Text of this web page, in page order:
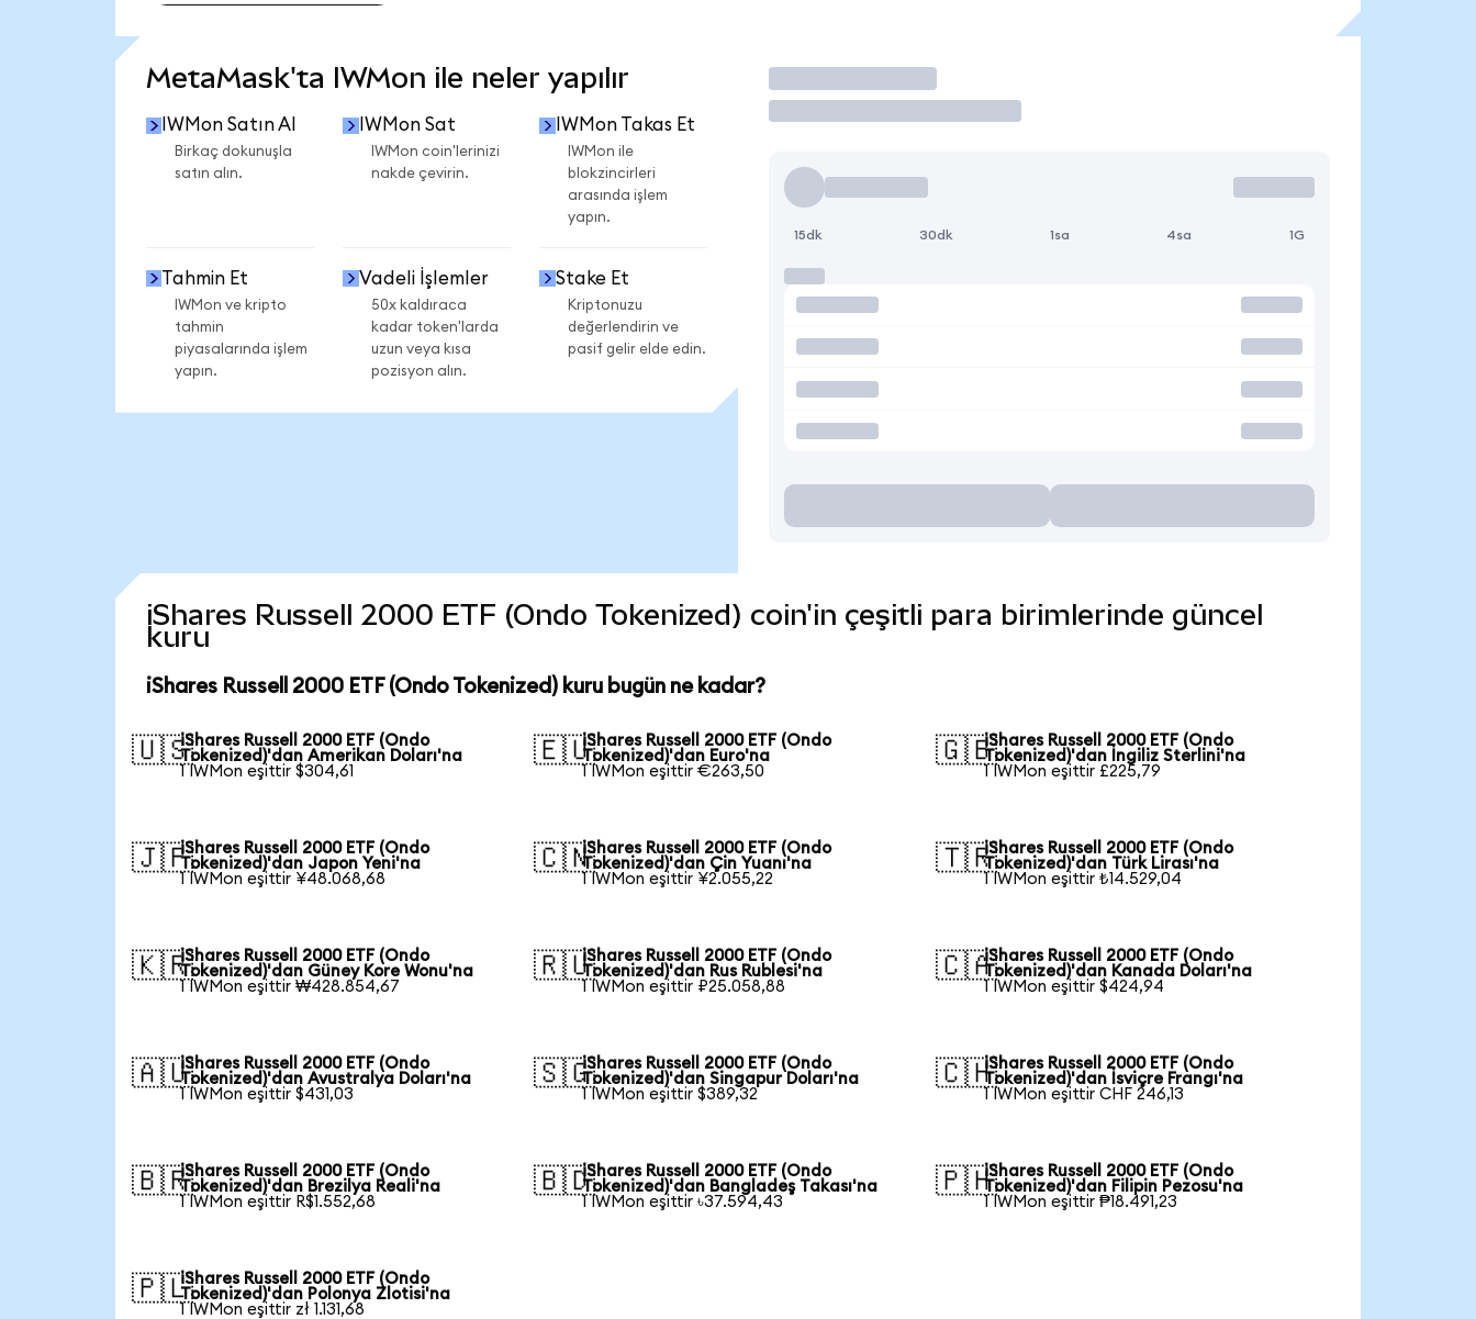
MetaMask'ta IWMon ile neler yapılır
IWMon Satın Al
Birkaç dokunuşla
satın alın.
IWMon Sat
IWMon coin'lerinizi
nakde çevirin.
IWMon Takas Et
IWMon ile
blokzincirleri
arasında işlem
yapın.
Tahmin Et
IWMon ve kripto
tahmin
piyasalarında işlem
yapın.
Vadeli İşlemler
50x kaldıraca
kadar token'larda
uzun veya kısa
pozisyon alın.
Stake Et
Kriptonuzu
değerlendirin ve
pasif gelir elde edin.
İşlem Yap
15dk 30dk 1sa 4sa 1G
iShares Russell 2000 ETF (Ondo Tokenized) coin'in çeşitli para birimlerinde güncel
kuru
iShares Russell 2000 ETF (Ondo Tokenized) kuru bugün ne kadar?
🇺🇸iShares Russell 2000 ETF (Ondo
Tokenized)'dan Amerikan Doları'na
1 IWMon eşittir $304,61
🇪🇺iShares Russell 2000 ETF (Ondo
Tokenized)'dan Euro'na
1 IWMon eşittir €263,50
🇬🇧iShares Russell 2000 ETF (Ondo
Tokenized)'dan İngiliz Sterlini'na
1 IWMon eşittir £225,79
🇯🇵iShares Russell 2000 ETF (Ondo
Tokenized)'dan Japon Yeni'na
1 IWMon eşittir ¥48.068,68
🇨🇳iShares Russell 2000 ETF (Ondo
Tokenized)'dan Çin Yuanı'na
1 IWMon eşittir ¥2.055,22
🇹🇷iShares Russell 2000 ETF (Ondo
Tokenized)'dan Türk Lirası'na
1 IWMon eşittir ₺14.529,04
🇰🇷iShares Russell 2000 ETF (Ondo
Tokenized)'dan Güney Kore Wonu'na
1 IWMon eşittir ₩428.854,67
🇷🇺iShares Russell 2000 ETF (Ondo
Tokenized)'dan Rus Rublesi'na
1 IWMon eşittir ₽25.058,88
🇨🇦iShares Russell 2000 ETF (Ondo
Tokenized)'dan Kanada Doları'na
1 IWMon eşittir $424,94
🇦🇺iShares Russell 2000 ETF (Ondo
Tokenized)'dan Avustralya Doları'na
1 IWMon eşittir $431,03
🇸🇬iShares Russell 2000 ETF (Ondo
Tokenized)'dan Singapur Doları'na
1 IWMon eşittir $389,32
🇨🇭iShares Russell 2000 ETF (Ondo
Tokenized)'dan İsviçre Frangı'na
1 IWMon eşittir CHF 246,13
🇧🇷iShares Russell 2000 ETF (Ondo
Tokenized)'dan Brezilya Reali'na
1 IWMon eşittir R$1.552,68
🇧🇩iShares Russell 2000 ETF (Ondo
Tokenized)'dan Bangladeş Takası'na
1 IWMon eşittir ৳37.594,43
🇵🇭iShares Russell 2000 ETF (Ondo
Tokenized)'dan Filipin Pezosu'na
1 IWMon eşittir ₱18.491,23
🇵🇱iShares Russell 2000 ETF (Ondo
Tokenized)'dan Polonya Zlotisi'na
1 IWMon eşittir zł 1.131,68